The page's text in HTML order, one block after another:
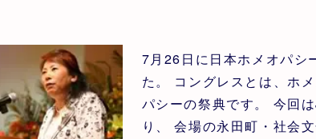
7月26日に日本ホメオパシ
た。 コングレスとは、ホ
パシーの祭典です。 今回
り、 会場の永田町・社会